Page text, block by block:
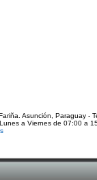
Asunción, Paraguay -
a Viernes de 07:00 a